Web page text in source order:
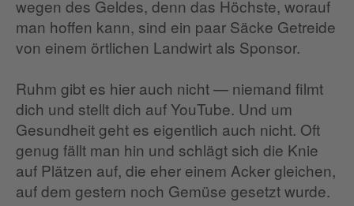
wegen des Geldes, denn das Höchste, worauf
man hoffen kann, sind ein paar Säcke Getreide
von einem örtlichen Landwirt als Sponsor.
Ruhm gibt es hier auch nicht — niemand filmt
dich und stellt dich auf YouTube. Und um
Gesundheit geht es eigentlich auch nicht. Oft
genug fällt man hin und schlägt sich die Knie
auf Plätzen auf, die eher einem Acker gleichen,
auf dem gestern noch Gemüse gesetzt wurde.